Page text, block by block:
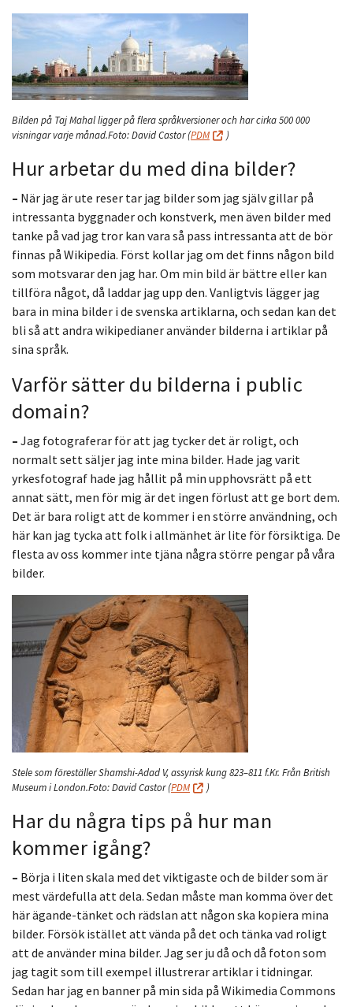
Bilden på Taj Mahal ligger på flera språkversioner och har cirka 500 000
visningar varje månad.Foto: David Castor(PDM )
Hur arbetar du med dina bilder?
– När jag är ute reser tar jag bilder som jag själv gillar på
intressanta byggnader och konstverk, men även bilder med
tanke på vad jag tror kan vara så pass intressanta att de bör
finnas på Wikipedia. Först kollar jag om det finns någon bild
som motsvarar den jag har. Om min bild är bättre eller kan
tillföra något, då laddar jag upp den. Vanligtvis lägger jag
bara in mina bilder i de svenska artiklarna, och sedan kan det
bli så att andra wikipedianer använder bilderna i artiklar på
sina språk.
Varför sätter du bilderna i public
domain?
– Jag fotograferar för att jag tycker det är roligt, och
normalt sett säljer jag inte mina bilder. Hade jag varit
yrkesfotograf hade jag hållit på min upphovsrätt på ett
annat sätt, men för mig är det ingen förlust att ge bort dem.
Det är bara roligt att de kommer i en större användning, och
här kan jag tycka att folk i allmänhet är lite för försiktiga. De
flesta av oss kommer inte tjäna några större pengar på våra
bilder.
Stele som föreställer Shamshi-Adad V, assyrisk kung 823–811 f.Kr. Från British
Museum i London.Foto: David Castor(PDM )
Har du några tips på hur man
kommer igång?
– Börja i liten skala med det viktigaste och de bilder som är
mest värdefulla att dela. Sedan måste man komma över det
här ägande-tänket och rädslan att någon ska kopiera mina
bilder. Försök istället att vända på det och tänka vad roligt
att de använder mina bilder. Jag ser ju då och då foton som
jag tagit som till exempel illustrerar artiklar i tidningar.
Sedan har jag en banner på min sida på Wikimedia Commons